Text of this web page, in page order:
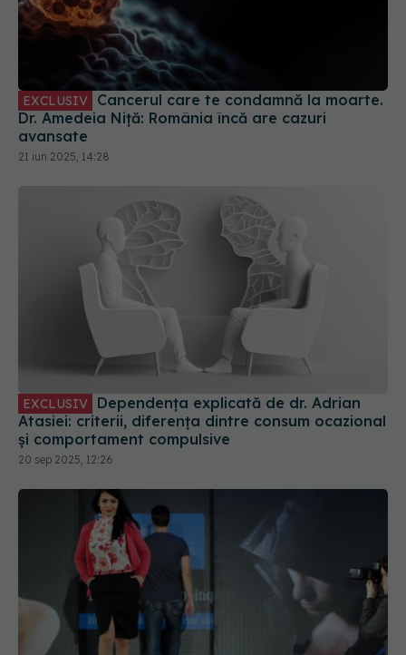
EXCLUSIV
Dr. Amedeia Niță: România încă are cazuri
avansate
21 iun 2025, 14:28
EXCLUSIV
Atasiei: criterii, diferența dintre consum ocazional
și comportament compulsive
20 sep 2025, 12:26